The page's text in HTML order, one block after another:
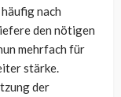
nach
den nötigen
mehrfach für
stärke.
der